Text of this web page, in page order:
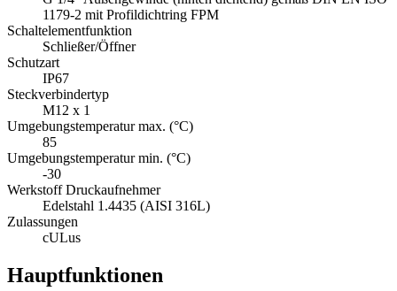
1179-2 mit Profildichtring FPM
Schaltelementfunktion
Schließer/Öffner
Schutzart
IP67
Steckverbindertyp
M12 x 1
Umgebungstemperatur max. (°C)
85
Umgebungstemperatur min. (°C)
-30
Werkstoff Druckaufnehmer
Edelstahl 1.4435 (AISI 316L)
Zulassungen
cULus
Hauptfunktionen